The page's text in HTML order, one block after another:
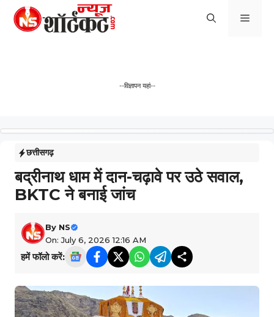
Skip
--विज्ञापन यहां--
छत्तीसगढ़
बद्रीनाथ धाम में दान-चढ़ावे पर उठे सवाल,
BKTC ने बनाई जांच
By NS
On: July 6, 2026 12:16 AM
हमें फॉलो करें: